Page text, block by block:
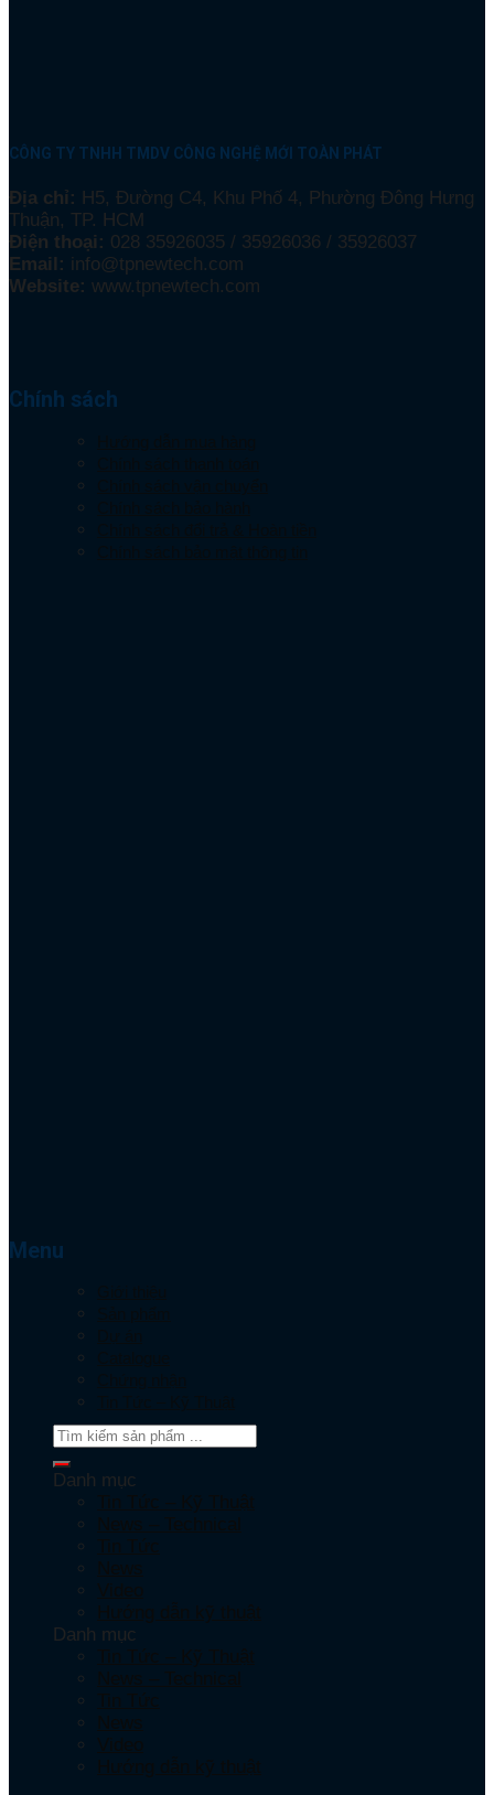
CÔNG TY TNHH TMDV CÔNG NGHỆ MỚI TOÀN PHÁT
Địa chỉ: H5, Đường C4, Khu Phố 4, Phường Đông Hưng
Thuận, TP. HCM
Điện thoại: 028 35926035 / 35926036 / 35926037
Email: info@tpnewtech.com
Website: www.tpnewtech.com
Chính sách
Menu
Danh mục
Danh mục